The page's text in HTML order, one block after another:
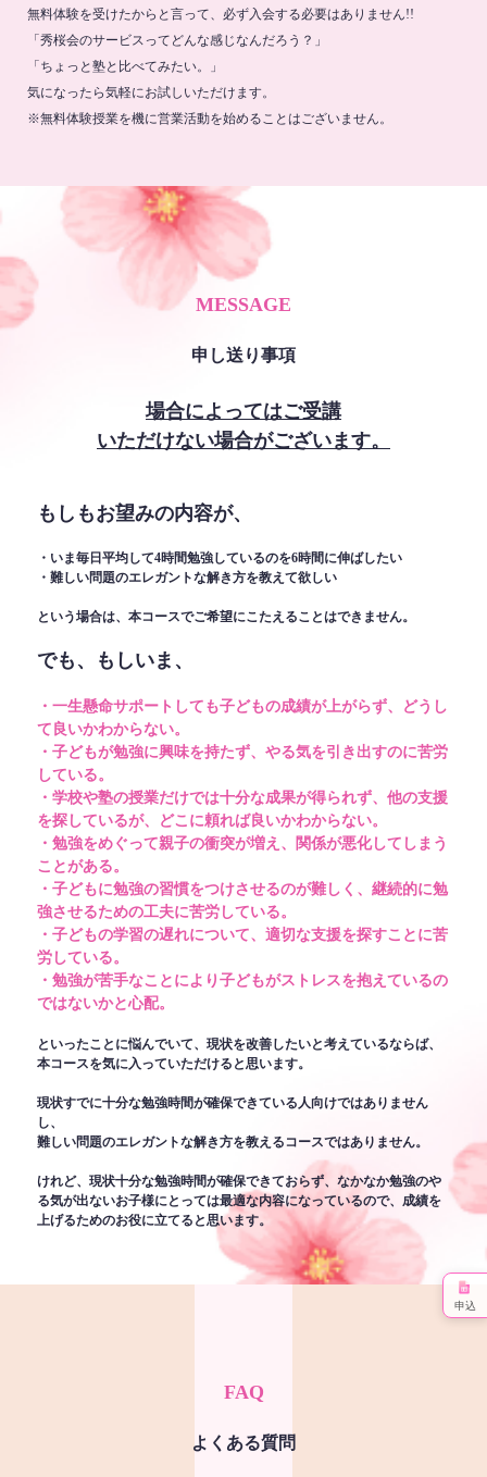
無料体験を受けたからと言って、必ず入会する必要はありません!!
「秀桜会のサービスってどんな感じなんだろう？」
「ちょっと塾と比べてみたい。」
気になったら気軽にお試しいただけます。
※無料体験授業を機に営業活動を始めることはございません。
MESSAGE
申し送り事項
場合によってはご受講
いただけない場合がございます。
もしもお望みの内容が、
・いま毎日平均して4時間勉強しているのを6時間に伸ばしたい
・難しい問題のエレガントな解き方を教えて欲しい
という場合は、本コースでご希望にこたえることはできません。
でも、もしいま、
・一生懸命サポートしても子どもの成績が上がらず、どうし
て良いかわからない。
・子どもが勉強に興味を持たず、やる気を引き出すのに苦労
している。
・学校や塾の授業だけでは十分な成果が得られず、他の支援
を探しているが、どこに頼れば良いかわからない。
・勉強をめぐって親子の衝突が増え、関係が悪化してしまう
ことがある。
・子どもに勉強の習慣をつけさせるのが難しく、継続的に勉
強させるための工夫に苦労している。
・子どもの学習の遅れについて、適切な支援を探すことに苦
労している。
・勉強が苦手なことにより子どもがストレスを抱えているの
ではないかと心配。
といったことに悩んでいて、現状を改善したいと考えているならば、
本コースを気に入っていただけると思います。
現状すでに十分な勉強時間が確保できている人向けではありません
し、
難しい問題のエレガントな解き方を教えるコースではありません。
けれど、現状十分な勉強時間が確保できておらず、なかなか勉強のや
る気が出ないお子様にとっては最適な内容になっているので、成績を
上げるためのお役に立てると思います。
FAQ
よくある質問
申込